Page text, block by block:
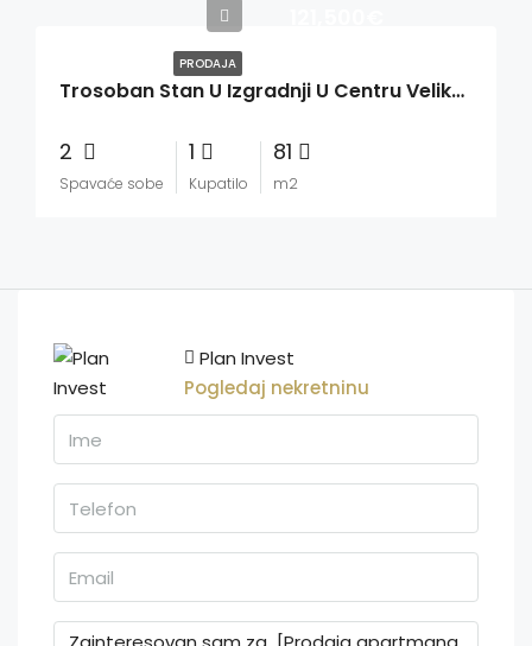
PRODAJA
Trosoban Stan U Izgradnji U Centru Velike Plane
2
Spavaće sobe
1
Kupatilo
81
m2
Plan Invest
Pogledaj nekretninu